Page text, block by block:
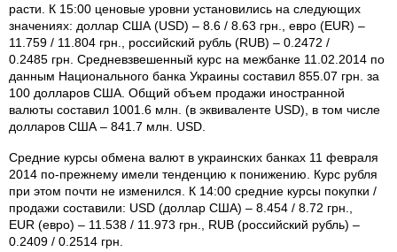
расти. К 15:00 ценовые уровни установились на следующих
значениях: доллар США (USD) – 8.6 / 8.63 грн., евро (EUR) –
11.759 / 11.804 грн., российский рубль (RUB) – 0.2472 /
0.2485 грн. Средневзвешенный курс на межбанке 11.02.2014 по
данным Национального банка Украины составил 855.07 грн. за
100 долларов США. Общий объем продажи иностранной
валюты составил 1001.6 млн. (в эквиваленте USD), в том числе
долларов США – 841.7 млн. USD.
Средние курсы обмена валют в украинских банках 11 февраля
2014 по-прежнему имели тенденцию к понижению. Курс рубля
при этом почти не изменился. К 14:00 средние курсы покупки /
продажи составили: USD (доллар США) – 8.454 / 8.72 грн.,
EUR (евро) – 11.538 / 11.973 грн., RUB (российский рубль) –
0.2409 / 0.2514 грн.